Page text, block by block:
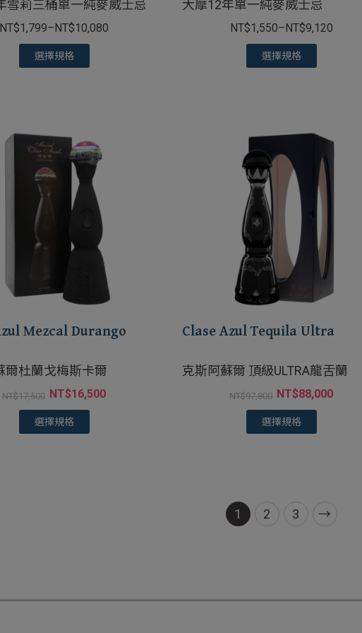
雪莉三桶單一純麥威士忌
NT$1,799–NT$10,080
選擇規格
大摩12年單一純麥威士忌
NT$1,550–NT$9,120
選擇規格
Mezcal Durango
爾杜蘭戈梅斯卡爾
NT$17,500 NT$16,500
選擇規格
Clase Azul Tequila Ultra
克斯阿蘇爾 頂級ULTRA龍舌蘭
NT$97,800 NT$88,000
選擇規格
1 2 3 →